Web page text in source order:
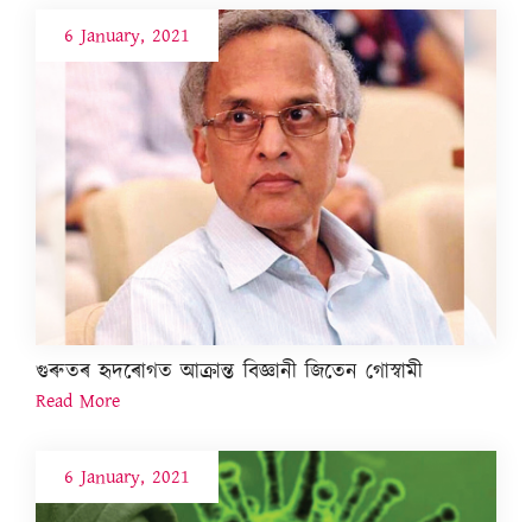
6 January, 2021
গুৰুতৰ হৃদৰোগত আক্ৰান্ত বিজ্ঞানী জিতেন গোস্বামী
Read More
6 January, 2021